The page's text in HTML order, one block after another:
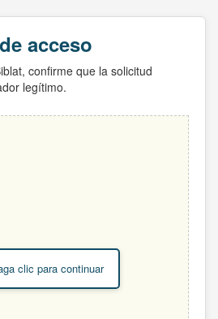
acceso
confirme que la solicitud
legítimo.
clic para continuar